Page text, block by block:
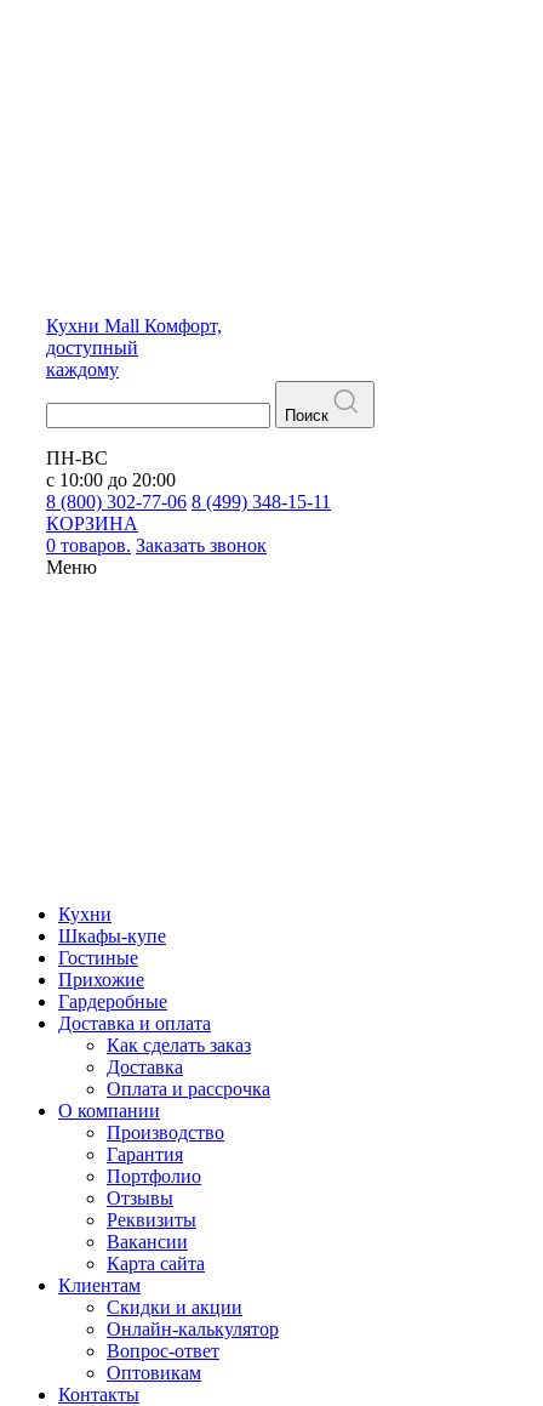
Кухни Mall Комфорт,
доступный
каждому
Поиск
ПН-ВС
с 10:00 до 20:00
8 (800) 302-77-06 8 (499) 348-15-11
КОРЗИНА
0 товаров. Заказать звонок
Меню
Кухни
Шкафы-купе
Гостиные
Прихожие
Гардеробные
Доставка и оплата
Как сделать заказ
Доставка
Оплата и рассрочка
О компании
Производство
Гарантия
Портфолио
Отзывы
Реквизиты
Вакансии
Карта сайта
Клиентам
Скидки и акции
Онлайн-калькулятор
Вопрос-ответ
Оптовикам
Контакты